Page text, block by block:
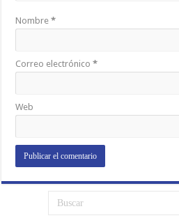
Nombre*
Correo electrónico*
Web